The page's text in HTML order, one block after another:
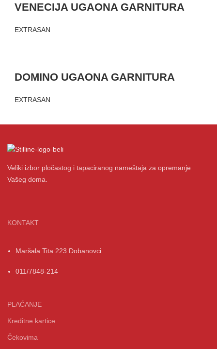
VENECIJA UGAONA GARNITURA
EXTRASAN
DOMINO UGAONA GARNITURA
EXTRASAN
Veliki izbor pločastog i tapaciranog nameštaja za opremanje
Vašeg doma.
KONTAKT
Maršala Tita 223 Dobanovci
011/7848-214
PLAĆANJE
Kreditne kartice
Čekovima